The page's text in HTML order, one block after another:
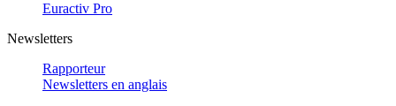
Euractiv Pro
Newsletters
Rapporteur
Newsletters en anglais